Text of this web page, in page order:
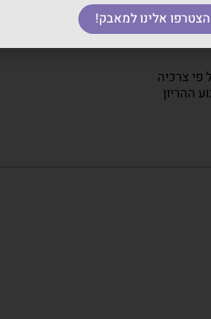
והחלופות האפשריות
פי צרכיה
ההריון
הצטרפו אלינו למאבק!